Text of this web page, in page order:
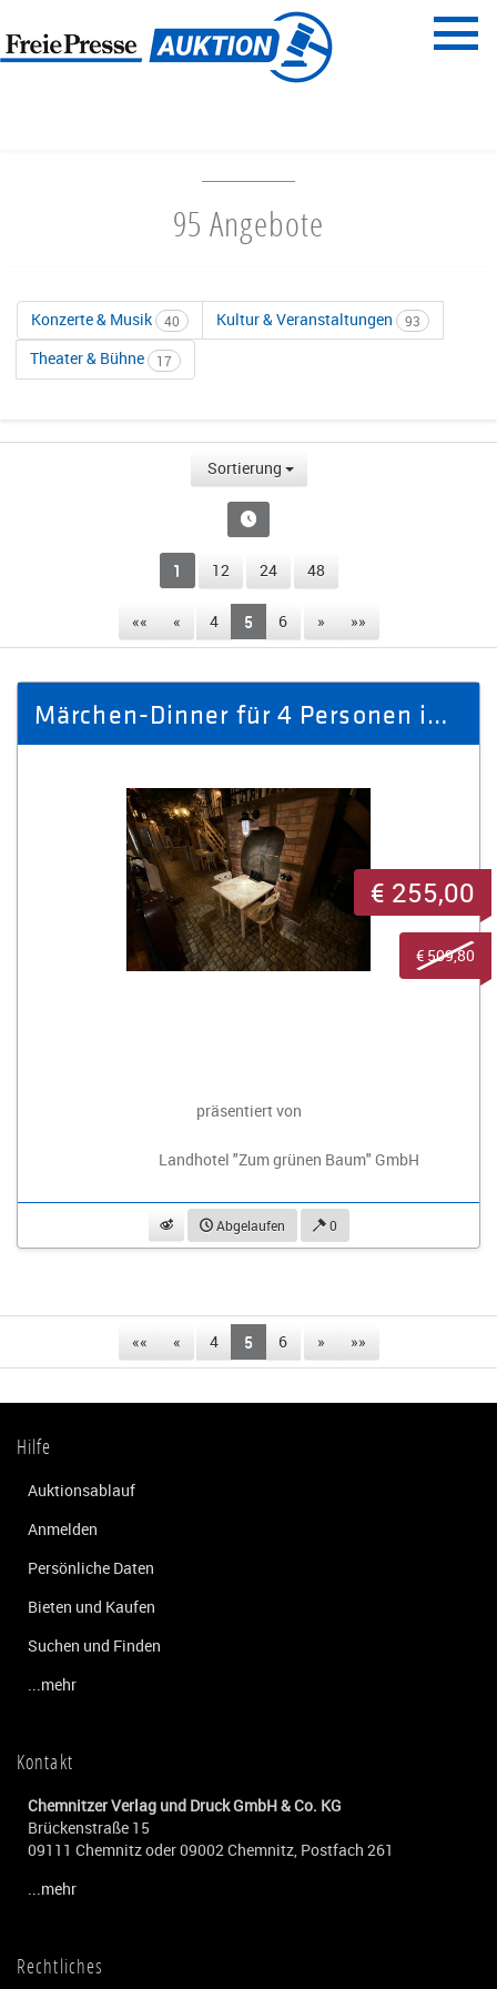
Menü
95 Angebote
Konzerte & Musik 40 Kultur & Veranstaltungen 93
Theater & Bühne 17
Sortierung
1 12 24 48
«« « 4 5 6 » »»
Märchen-Dinner für 4 Personen im Brauhaus Bierfass Nr. 64
präsentiert von
Landhotel "Zum grünen Baum" GmbH
beobachtenAbgelaufen 0
€ 255,00
€ 509,80
«« « 4 5 6 » »»
Hilfe
Auktionsablauf
Anmelden
Persönliche Daten
Bieten und Kaufen
Suchen und Finden
...mehr
Kontakt
Chemnitzer Verlag und Druck GmbH & Co. KG
Brückenstraße 15
09111 Chemnitz oder 09002 Chemnitz, Postfach 261
...mehr
Rechtliches